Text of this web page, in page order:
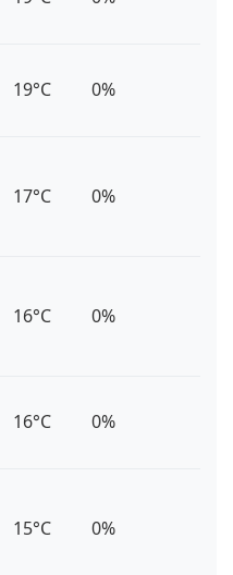
19°C 0%
17°C 0%
16°C 0%
16°C 0%
15°C 0%